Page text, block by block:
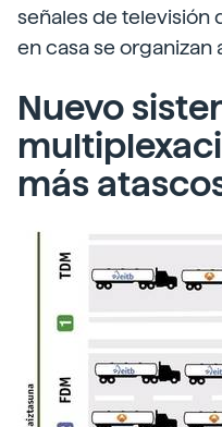
señales de televisión
en casa se organizan
Nuevo
más